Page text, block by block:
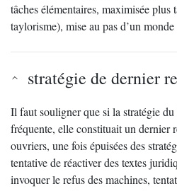
tâches élémentaires, maximisée plus
taylorisme), mise au pas d’un
stratégie de dernier
Il faut souligner que si la stratégie
fréquente, elle constituait un dernier
ouvriers, une fois épuisées des
tentative de réactiver des textes
invoquer le refus des machines,